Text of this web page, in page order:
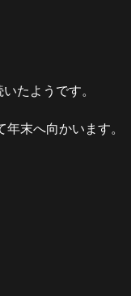
たようです。
末へ向かいます。